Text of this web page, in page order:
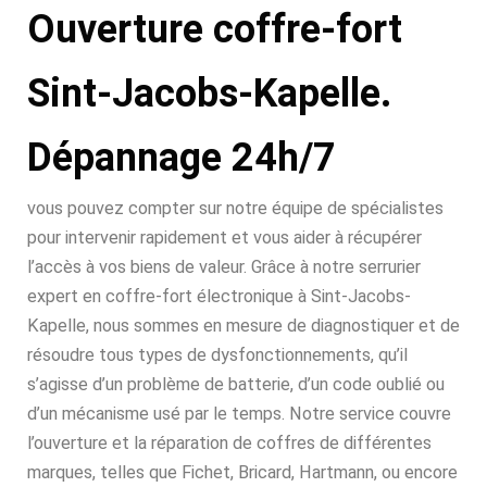
Ouverture coffre-fort
Sint-Jacobs-Kapelle.
Dépannage 24h/7
vous pouvez compter sur notre équipe de spécialistes
pour intervenir rapidement et vous aider à récupérer
l’accès à vos biens de valeur. Grâce à notre serrurier
expert en coffre-fort électronique à Sint-Jacobs-
Kapelle, nous sommes en mesure de diagnostiquer et de
résoudre tous types de dysfonctionnements, qu’il
s’agisse d’un problème de batterie, d’un code oublié ou
d’un mécanisme usé par le temps. Notre service couvre
l’ouverture et la réparation de coffres de différentes
marques, telles que Fichet, Bricard, Hartmann, ou encore